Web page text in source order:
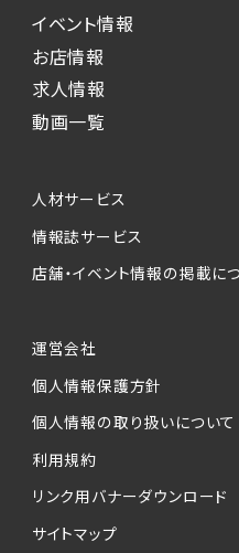
イベント情報
お店情報
求人情報
動画一覧
人材サービス
情報誌サービス
店舗・イベント情報の掲載に
運営会社
個人情報保護方針
個人情報の取り扱いについて
利用規約
リンク用バナーダウンロード
サイトマップ